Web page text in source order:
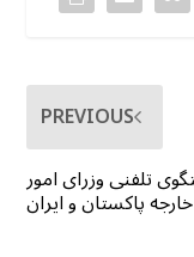
PREVIOUS
تلفنی وزرای امور
خارجه پاکستان و ایران